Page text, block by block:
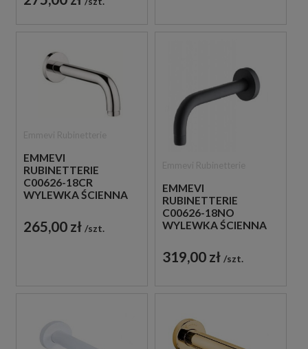
EMMEVI
RUBINETTERIE
C00626-18CR
WYLEWKA ŚCIENNA
265,00 zł szt.
EMMEVI
RUBINETTERIE
C00626-18NO
WYLEWKA ŚCIENNA
319,00 zł szt.